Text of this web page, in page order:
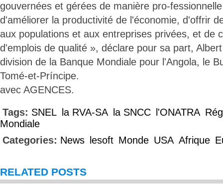
gouvernées et gérées de manière pro-
d'améliorer la productivité de l'économie, d'offrir
aux populations et aux entreprises privées, et de
d'emplois de qualité », déclare pour sa part,
division de la Banque Mondiale pour l'Angola, le
Tomé-et-Príncipe.
avec AGENCES.
Tags: SNEL la RVA-SA la SNCC l'ONATRA
Mondiale
Categories: News lesoft Monde USA Afrique
RELATED POSTS